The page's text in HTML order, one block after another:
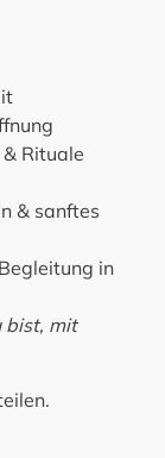
Rituale
& sanftes
in
bist, mit